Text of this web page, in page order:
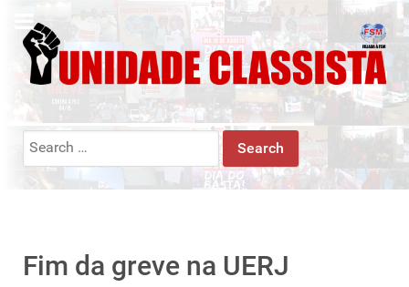
Search
Fim da greve na UERJ